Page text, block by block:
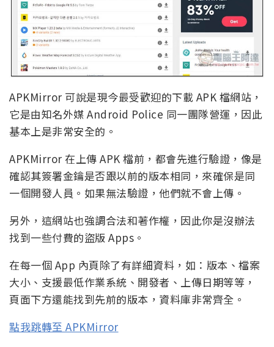
APKMirror 可說是現今最受歡迎的下載 APK 檔網站，
它是由知名外媒 Android Police 同一團隊營運，因此
基本上是非常安全的。
APKMirror 在上傳 APK 檔前，都會先進行驗證，像是
確認其簽署金鑰是否跟以前的版本相同，來確保是同
一個開發人員。如果無法驗證，他們就不會上傳。
另外，這網站也強調合法和著作權，因此你是沒辦法
找到一些付費的盜版 Apps。
在每一個 App 內頁除了有詳細資料，如：版本、檔案
大小、支援最低作業系統、開發者、上傳日期等等，
頁面下方還能找到先前的版本，資料庫非常齊全。
點我跳轉至 APKMirror